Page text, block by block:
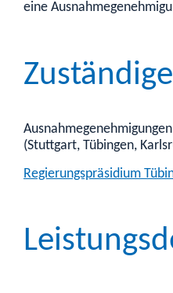
eine
(Stuttgart, Tübingen,
Regierungspräsidium